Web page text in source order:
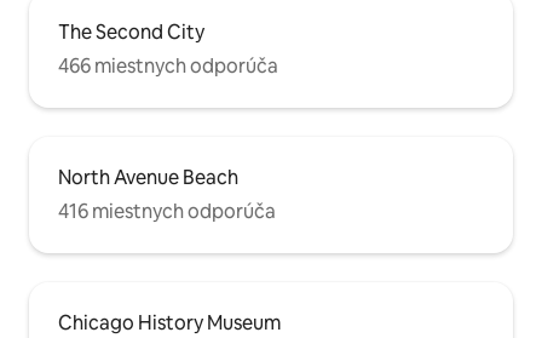
The Second City
466 miestnych odporúča
North Avenue Beach
416 miestnych odporúča
Chicago History Museum